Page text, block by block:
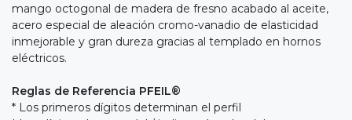
mango octogonal de madera de fresno acabado al aceite,
acero especial de aleación cromo-vanadio de elasticidad
inmejorable y gran dureza gracias al templado en hornos
eléctricos.
Reglas de Referencia PFEIL®
* Los primeros dígitos determinan el perfil